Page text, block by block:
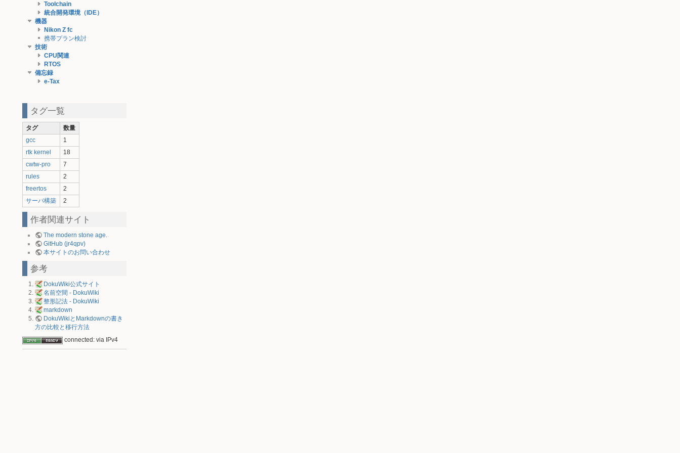
Toolchain
統合開発環境（IDE）
機器
Nikon Z fc
携帯プラン検討
技術
CPU関連
RTOS
備忘録
e-Tax
タグ一覧
タグ
数量
gcc
1
rtk kernel
18
cwtw-pro
7
rules
2
freertos
2
サーバ構築
2
作者関連サイト
The modern stone age.
GitHub (jr4qpv)
本サイトのお問い合わせ
参考
DokuWiki公式サイト
名前空間 - DokuWiki
整形記法 - DokuWiki
markdown
DokuWikiとMarkdownの書き
方の比較と移行方法
connected: via IPv4